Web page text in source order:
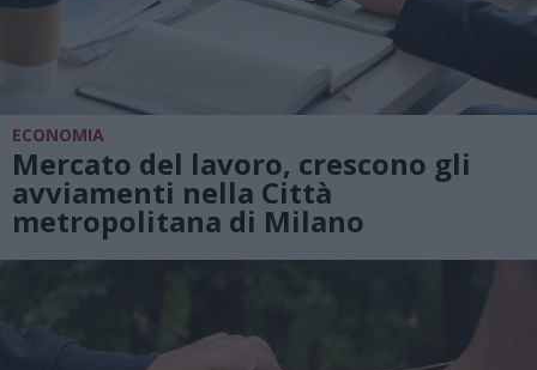
ECONOMIA
Mercato del lavoro, crescono gli
avviamenti nella Città
metropolitana di Milano